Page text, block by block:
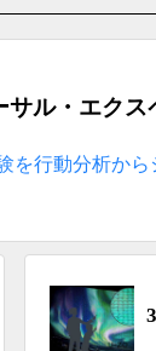
サル・エクス
を行動分析から